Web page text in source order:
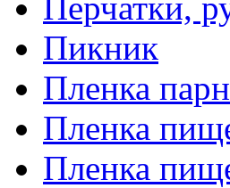
Пикник
Пленка
Пленка
Пленка